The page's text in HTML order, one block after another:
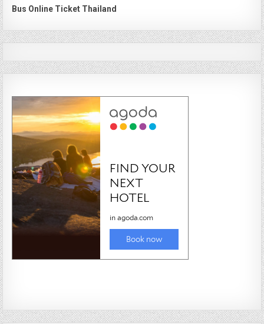
Bus Online Ticket Thailand